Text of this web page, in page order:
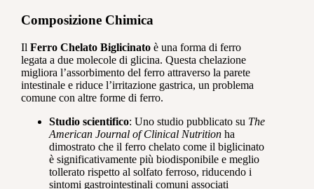
Composizione Chimica
Il Ferro Chelato Biglicinatoè una forma di ferro
legata a due molecole di glicina. Questa chelazione
migliora l’assorbimento del ferro attraverso la parete
intestinale e riduce l’irritazione gastrica, un problema
comune con altre forme di ferro.
Studio scientifico: Uno studio pubblicato su The
American Journal of Clinical Nutritionha
dimostrato che il ferro chelato come il biglicinato
è significativamente più biodisponibile e meglio
tollerato rispetto al solfato ferroso, riducendo i
sintomi gastrointestinali comuni associati